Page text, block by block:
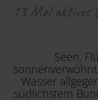
13 Mal aktives
Seen,
Wasser
südlichstem